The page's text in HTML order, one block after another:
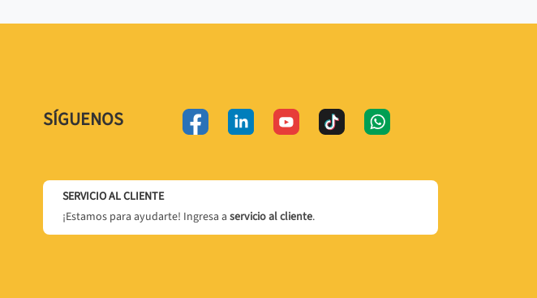
SÍGUENOS
SERVICIO AL CLIENTE
¡Estamos para ayudarte! Ingresa a servicio al cliente.